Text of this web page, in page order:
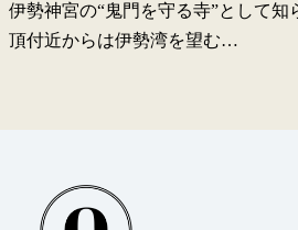
伊勢神宮の“鬼門を守る寺”として知
頂付近からは伊勢湾を望む…